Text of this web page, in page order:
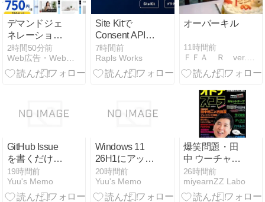
デマンドジェ
ネレーション
の日予算が最
低750円（5米
ドル）に。少
2時間50分前
Site Kitで
Consent API警
告が出た話｜
自作同意バナ
ー×Consent
7時間前
Rapls Works
オーバーキル
11時間前
GitHub Issue
を書くだけで
AI開発者を乗
っ取れる？
Agentic
19時間前
Yuu's Memo
Windows 11
26H1にアップ
デートできな
いのは正常｜
25H2のままで
20時間前
Yuu's Memo
爆笑問題・田
中 ウーチャカ
の起源を真空
ジェシカに伝
授する
26時間前
miyearnZZ Labo